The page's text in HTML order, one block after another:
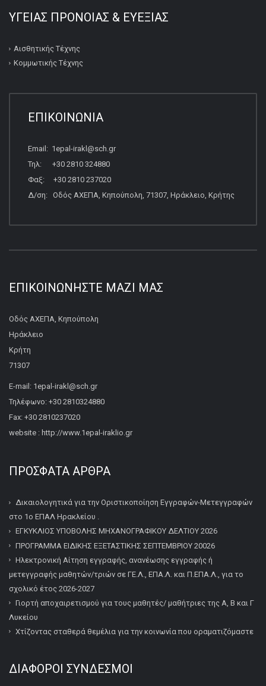
ΥΓΕΙΑΣ ΠΡΟΝΟΙΑΣ & ΕΥΕΞΙΑΣ
Αισθητικής Τέχνης
Κομμωτικής Τέχνης
ΕΠΙΚΟΙΝΩΝΙΑ
Email: 1epal-irakl@sch.gr
Τηλ: +30 2810 324880
Φαξ: +30 2810 237020
Δ/ση: Οδός ΑΧΕΠΑ, Κηπούπολη, 71307, Ηράκλειο, Κρήτης
ΕΠΙΚΟΙΝΩΝΉΣΤΕ ΜΑΖΊ ΜΑΣ
Οδός ΑΧΕΠΑ, Κηπούπολη
Ηράκλειο
Κρήτη
71307
E-mail: 1epal-irakl@sch.gr
Τηλέφωνο: +30 2810324880
Fax: +30 2810237020
website : http://www.1epal-iraklio.gr
ΠΡΌΣΦΑΤΑ ΆΡΘΡΑ
Δικαιολογητικά για την Οριστικοποίηση Εγγραφών-Μετεγγραφών
στο 1ο ΕΠΑΛ Ηρακλείου .
ΕΓΚΥΚΛΙΟΣ ΥΠΟΒΟΛΗΣ ΜΗΧΑΝΟΓΡΑΦΙΚΟΥ ΔΕΛΤΙΟΥ 2026
ΠΡΟΓΡΑΜΜΑ ΕΙΔΙΚΗΣ ΕΞΕΤΑΣΤΙΚΗΣ ΣΕΠΤΕΜΒΡΙΟΥ 20026
Ηλεκτρονική Αίτηση εγγραφής, ανανέωσης εγγραφής ή
μετεγγραφής μαθητών/τριών σε ΓΕ.Λ., ΕΠΑ.Λ. και Π.ΕΠΑ.Λ., για το
σχολικό έτος 2026-2027
Γιορτή αποχαιρετισμού για τους μαθητές/ μαθήτριες της Α, Β και Γ
Λυκείου
Χτίζοντας σταθερά θεμέλια για την κοινωνία που οραματιζόμαστε
ΔΙΆΦΟΡΟΙ ΣΎΝΔΕΣΜΟΙ